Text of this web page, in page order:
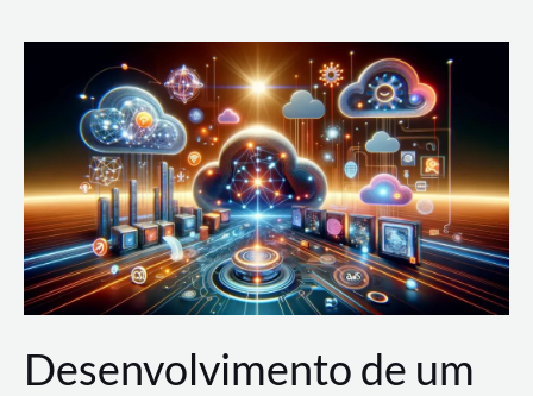
Nuvem:
Google
Cloud,
AWS
e
Azure
Desenvolvimento de um